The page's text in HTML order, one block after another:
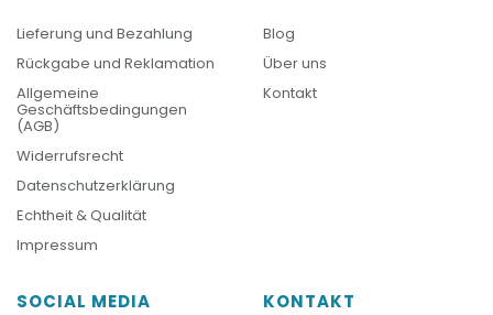
Lieferung und Bezahlung
Rückgabe und Reklamation
Allgemeine
Geschäftsbedingungen
(AGB)
Widerrufsrecht
Datenschutzerklärung
Echtheit & Qualität
Impressum
Blog
Über uns
Kontakt
SOCIAL MEDIA KONTAKT